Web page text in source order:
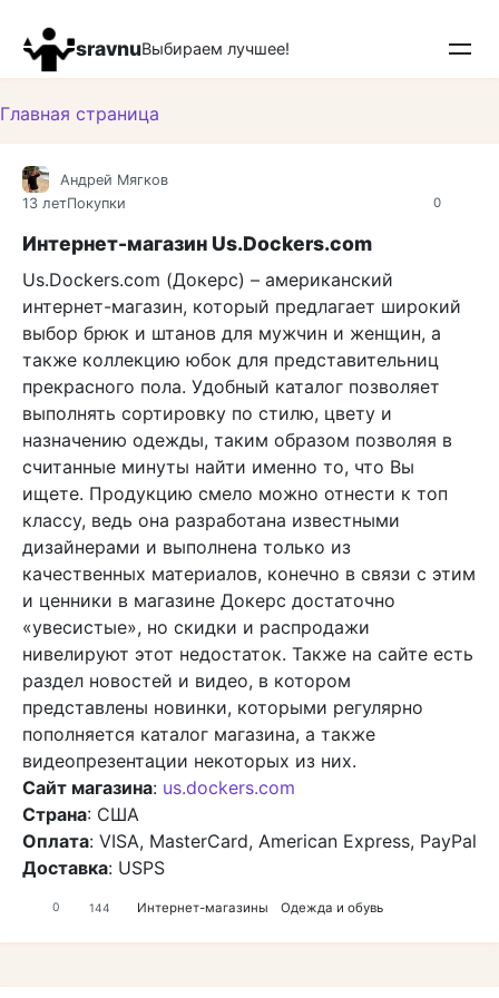
контенту
sravnuВыбираем лучшее!
Главная страница
0
Андрей Мягков
13 летПокупки
Интернет-магазин Us.Dockers.com
Us.Dockers.com (Докерс) – американский
интернет-магазин, который предлагает широкий
выбор брюк и штанов для мужчин и женщин, а
также коллекцию юбок для представительниц
прекрасного пола. Удобный каталог позволяет
выполнять сортировку по стилю, цвету и
назначению одежды, таким образом позволяя в
считанные минуты найти именно то, что Вы
ищете. Продукцию смело можно отнести к топ
классу, ведь она разработана известными
дизайнерами и выполнена только из
качественных материалов, конечно в связи с этим
и ценники в магазине Докерс достаточно
«увесистые», но скидки и распродажи
нивелируют этот недостаток. Также на сайте есть
раздел новостей и видео, в котором
представлены новинки, которыми регулярно
пополняется каталог магазина, а также
видеопрезентации некоторых из них.
Сайт магазина: us.dockers.com
Страна: США
Оплата: VISA, MasterCard, American Express, PayPal
Доставка: USPS
0 144 Интернет-магазины Одежда и обувь